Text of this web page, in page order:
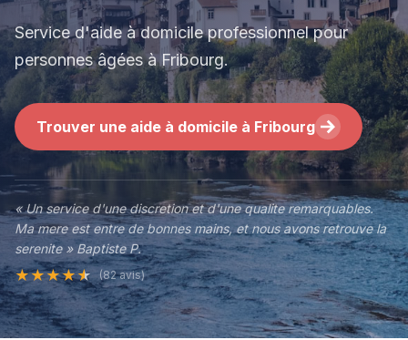
Service d'aide à domicile professionnel pour
personnes âgées à Fribourg.
Trouver une aide à domicile à Fribourg
« Un service d'une discretion et d'une qualite remarquables.
Ma mere est entre de bonnes mains, et nous avons retrouve la
serenite » Baptiste P.
★★★★★ (82 avis)